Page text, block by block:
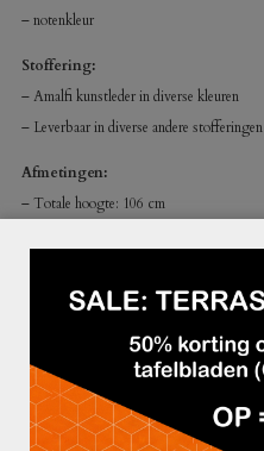
– notenkleur
Stoffering:
– Amalfi kunstleder in diverse kleuren
– Leverbaar in diverse andere stofferingen
Afmetingen:
– Totale hoogte: 106 cm
GERELATEERDE PRODUCTEN